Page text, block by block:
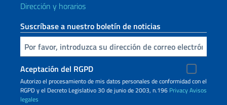
Dirección y horarios
Suscríbase a nuestro boletín de noticias
Inserta tu correo electronico
Aceptación del RGPD
Autorizo ​​el procesamiento de mis datos personales de conformidad con el
RGPD y el Decreto Legislativo 30 de junio de 2003, n.196 PrivacyAvisos
legales